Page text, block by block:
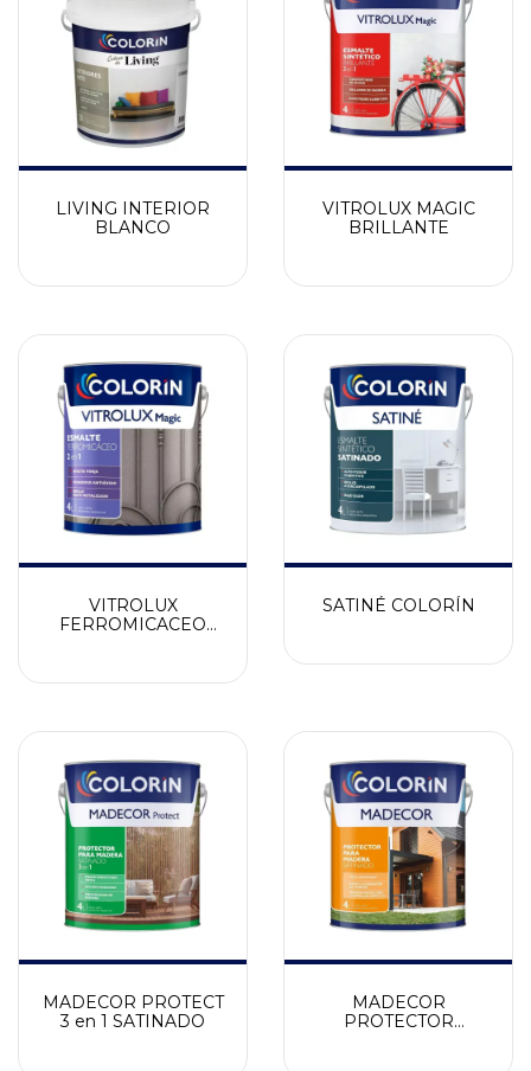
LIVING INTERIOR
BLANCO
VITROLUX MAGIC
BRILLANTE
VITROLUX
FERROMICACEO
SATINÉ COLORÍN
MADECOR PROTECT
3 en 1 SATINADO
MADECOR
PROTECTOR